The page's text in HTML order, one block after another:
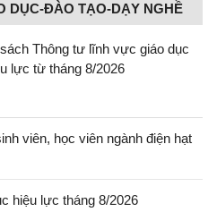
DỤC-ĐÀO TẠO-DẠY NGHỀ
Thông tư lĩnh vực giáo dục
lực từ tháng 8/2026
viên, học viên ngành điện hạt
hiệu lực tháng 8/2026